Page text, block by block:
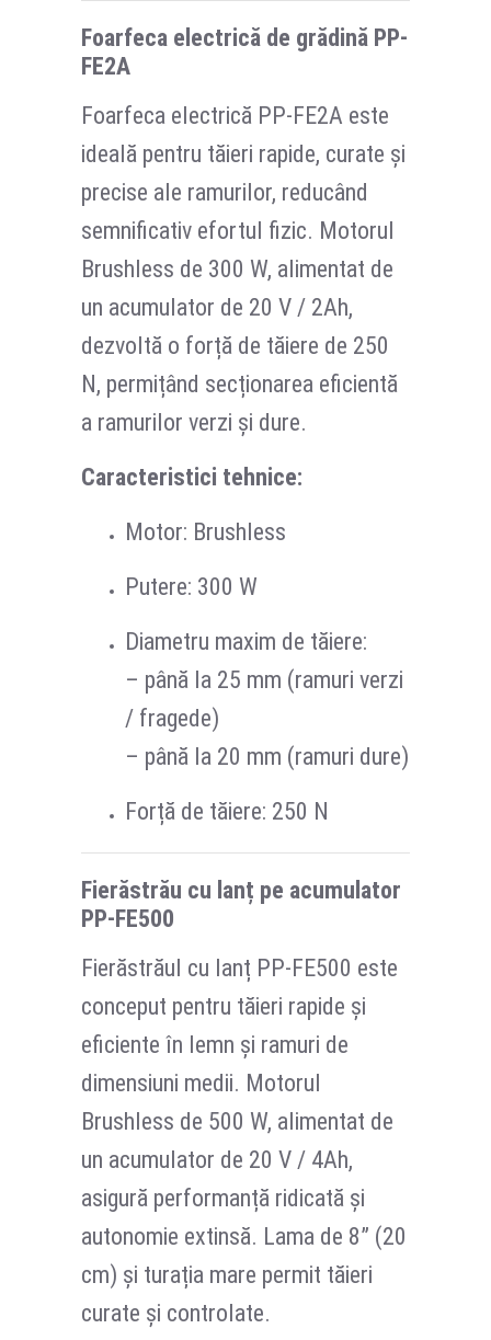
Foarfeca electrică de grădină PP-
FE2A
Foarfeca electrică PP-FE2A este
ideală pentru tăieri rapide, curate și
precise ale ramurilor, reducând
semnificativ efortul fizic. Motorul
Brushless de 300 W, alimentat de
un acumulator de 20 V / 2Ah,
dezvoltă o forță de tăiere de 250
N, permițând secționarea eficientă
a ramurilor verzi și dure.
Caracteristici tehnice:
Motor: Brushless
Putere: 300 W
Diametru maxim de tăiere:
– până la 25 mm (ramuri verzi
/ fragede)
– până la 20 mm (ramuri dure)
Forță de tăiere: 250 N
Fierăstrău cu lanț pe acumulator
PP-FE500
Fierăstrăul cu lanț PP-FE500 este
conceput pentru tăieri rapide și
eficiente în lemn și ramuri de
dimensiuni medii. Motorul
Brushless de 500 W, alimentat de
un acumulator de 20 V / 4Ah,
asigură performanță ridicată și
autonomie extinsă. Lama de 8” (20
cm) și turația mare permit tăieri
curate și controlate.